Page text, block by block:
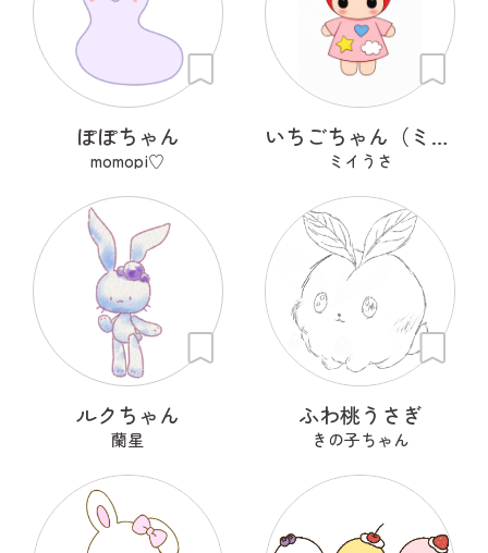
ぽぽちゃん
momopi♡
いちごちゃん（ミイうさの大切なお友達）
ミイうさ
ルクちゃん
蘭星
ふわ桃うさぎ
きの子ちゃん